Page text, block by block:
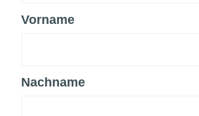
Vorname
Nachname